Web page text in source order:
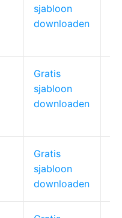
sjabloon
downloaden
Gratis
sjabloon
downloaden
Gratis
sjabloon
downloaden